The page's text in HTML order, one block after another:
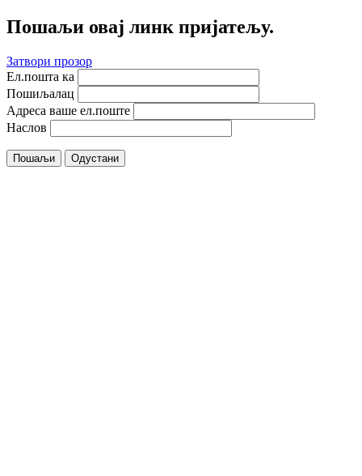
Пошаљи овај линк пријатељу.
Затвори прозор
Ел.пошта ка
Пошиљалац
Адреса ваше ел.поште
Наслов
Пошаљи Одустани